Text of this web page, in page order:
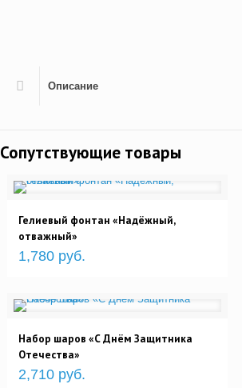
Описание
Сопутствующие товары
Гелиевый фонтан «Надёжный,
отважный»
1,780 руб.
Набор шаров «С Днём Защитника
Отечества»
2,710 руб.